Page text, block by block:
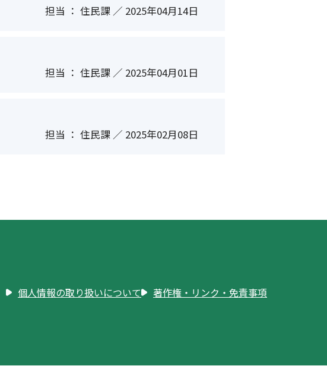
担当 ： 住民課 ／ 2025年04月14日
担当 ： 住民課 ／ 2025年04月01日
担当 ： 住民課 ／ 2025年02月08日
個人情報の取り扱いについて 著作権・リンク・免責事項